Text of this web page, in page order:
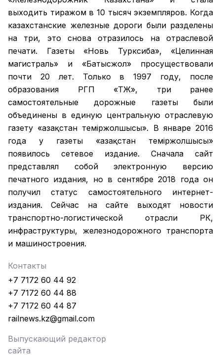
выходить тиражом в 10 тысяч экземпляров. Когда
казахстанские железные дороги были разделены
на три, это снова отразилось на отраслевой
печати. Газеты «Новь Турксиба», «Целинная
магистраль» и «Батысжол» просуществовали
почти 20 лет. Только в 1997 году, после
образования РГП «ҚТЖ», три ранее
самостоятельные дорожные газеты были
объединены в единую центральную отраслевую
газету «Қазақстан темiржолшысы». В январе 2016
года у газеты «Қазақстан теміржолшысы»
появилось сетевое издание. Сначала сайт
представлял собой электронную версию
печатного издания, но в сентябре 2018 года он
получил статус самостоятельного интернет-
издания. Сейчас на сайте выходят новости
транспортно-логистической отрасли РК,
инфраструктуры, железнодорожного транспорта
и машиностроения.
Контакты
+7 7172 60 44 92
+7 7172 60 44 88
+7 7172 60 44 87
railnews.kz@gmail.com
Выпускающий редактор
сайта